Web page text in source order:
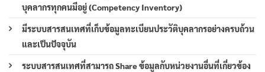
บุคลากรทุกคนมีอยู่ (Competency Inventory)
มีระบบสารสนเทศที่เก็บข้อมูลทะเบียนประวัติบุคลากรอย่างครบถ้วน
และเป็นปัจจุบัน
ระบบสารสนเทศที่สามารถ Share ข้อมูลกับหน่วยงานอื่นที่เกี่ยวข้อง